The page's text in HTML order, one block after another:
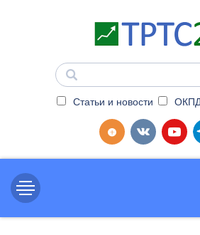
Статьи и новости